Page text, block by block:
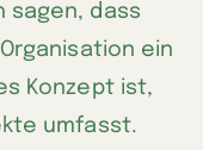
sagen, dass
ein
Konzept ist,
umfasst.